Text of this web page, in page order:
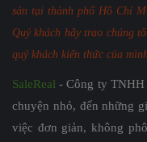
sản tại thành phố Hồ Chí
Quý khách hãy trao chúng
quý khách kiến thức của
SaleReal - Công ty TNHH
chuyện nhỏ, đến những
việc đơn giản, không